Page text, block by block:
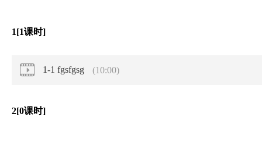
1[1课时]
1-1 fgsfgsg (10:00)
2[0课时]